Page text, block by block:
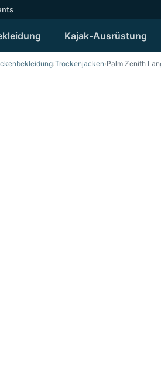
Kajak-Ausrüstung
›Trockenjacken›Palm Zenith